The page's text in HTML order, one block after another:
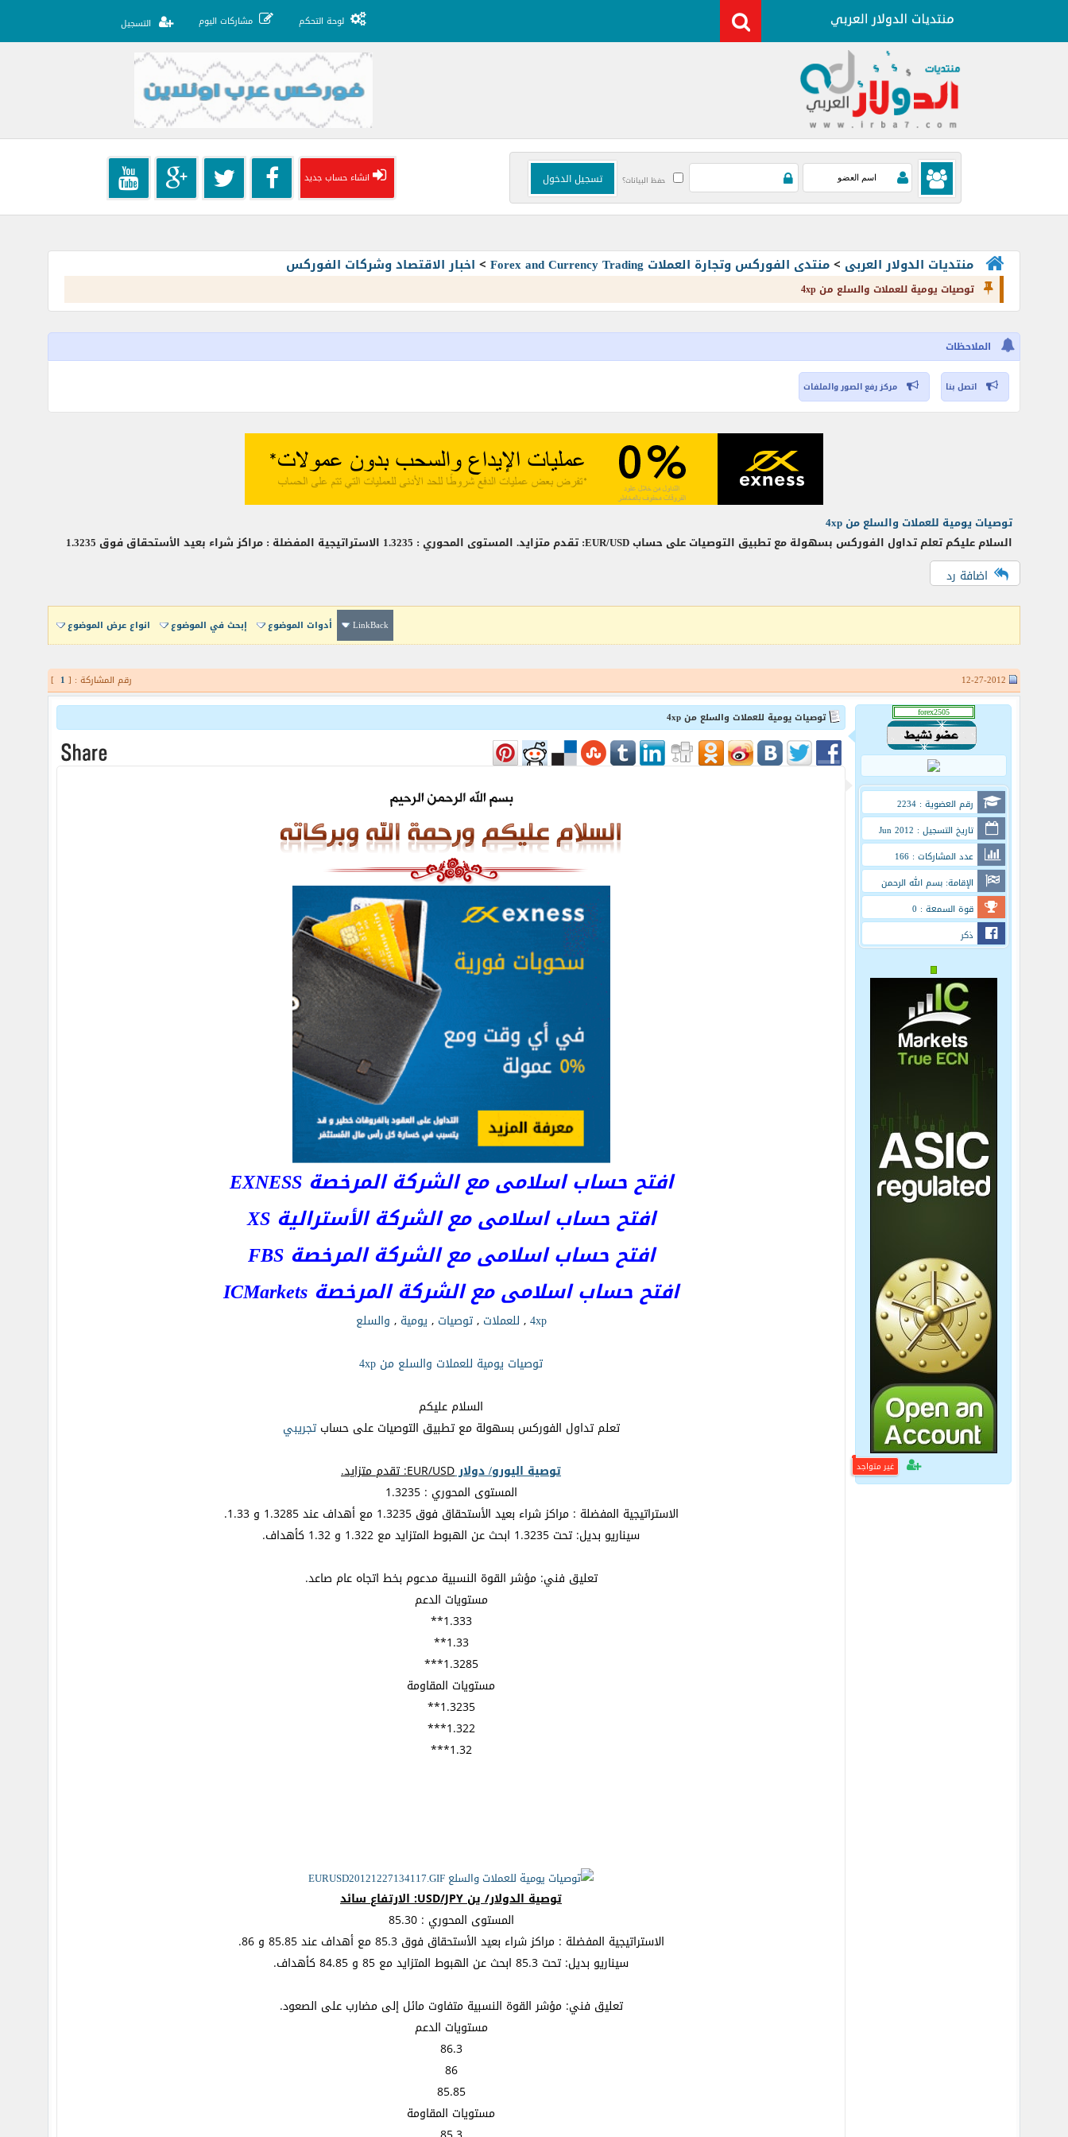
لوحة التحكم مشاركات اليوم التسجيل
حفظ البيانات؟ انشاء حساب جديد
منتديات الدولار العربى >منتدى الفوركس وتجارة العملات Forex and Currency Trading > اخبار الاقتصاد وشركات الفوركس
توصيات يومية للعملات والسلع من 4xp
الملاحظات
اتصل بنا مركز رفع الصور والملفات
توصيات يومية للعملات والسلع من 4xp
السلام عليكم تعلم تداول الفوركس بسهولة مع تطبيق التوصيات على حساب EUR/USD: تقدم متزايد. المستوى المحوري : 1.3235 الاستراتيجية المفضلة : مراكز شراء بعيد الأستحقاق فوق 1.3235
اضافة رد
LinkBack أدوات الموضوع إبحث في الموضوع انواع عرض الموضوع
رقم المشاركة : [ 1
]
رقم العضوية : 2234
تاريخ التسجيل : Jun 2012
عدد المشاركات : 166
الإقامة: بسم الله الرحمن
الرحيم
قوة السمعة : 0
ذكر
غير متواجد
توصيات يومية للعملات والسلع من 4xp
افتح حساب اسلامى مع الشركة المرخصة EXNESS
افتح حساب اسلامى مع الشركة الأسترالية XS
افتح حساب اسلامى مع الشركة المرخصة FBS
افتح حساب اسلامى مع الشركة المرخصة ICMarkets
4xp
, للعملات ,توصيات , يومية , والسلع
توصيات يومية للعملات والسلع من 4xp
السلام عليكم
تعلم تداول الفوركس بسهولة مع تطبيق التوصيات على حسابتجريبي
توصية اليورو/ دولارEUR/USD: تقدم متزايد.
المستوى المحوري : 1.3235
الاستراتيجية المفضلة : مراكز شراء بعيد الأستحقاق فوق 1.3235 مع أهداف عند 1.3285 و 1.33.
سيناريو بديل: تحت 1.3235 ابحث عن الهبوط المتزايد مع 1.322 و 1.32 كأهداف.
تعليق فني: مؤشر القوة النسبية مدعوم بخط اتجاه عام صاعد.
مستويات الدعم
1.333**
1.33**
1.3285***
مستويات المقاومة
1.3235**
1.322***
1.32***
توصية الدولار/ ين USD/JPY: الارتفاع سائد
المستوى المحوري : 85.30
الاستراتيجية المفضلة : مراكز شراء بعيد الأستحقاق فوق 85.3 مع أهداف عند 85.85 و 86.
سيناريو بديل: تحت 85.3 ابحث عن الهبوط المتزايد مع 85 و 84.85 كأهداف.
تعليق فني: مؤشر القوة النسبية متفاوت مائل إلى مضارب على الصعود.
مستويات الدعم
86.3
86
85.85
مستويات المقاومة